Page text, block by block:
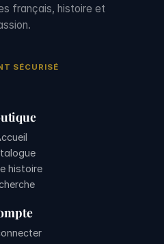
français, histoire et
SÉCURISÉ
histoire